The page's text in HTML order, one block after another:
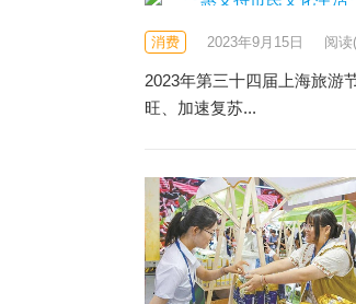
消费 2023年9月15日 阅读
2023年第三十四届上海旅游
旺、加速复苏...